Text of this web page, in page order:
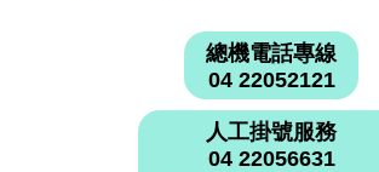
總機電話專線
04 22052121
人工掛號服務
04 22056631